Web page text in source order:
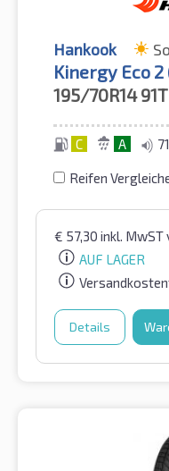
Hankook
Kinergy Eco 2
195/70R14 91T
C A
Reifen
€ 57,30 inkl. MwST
AUF LAGER
Details